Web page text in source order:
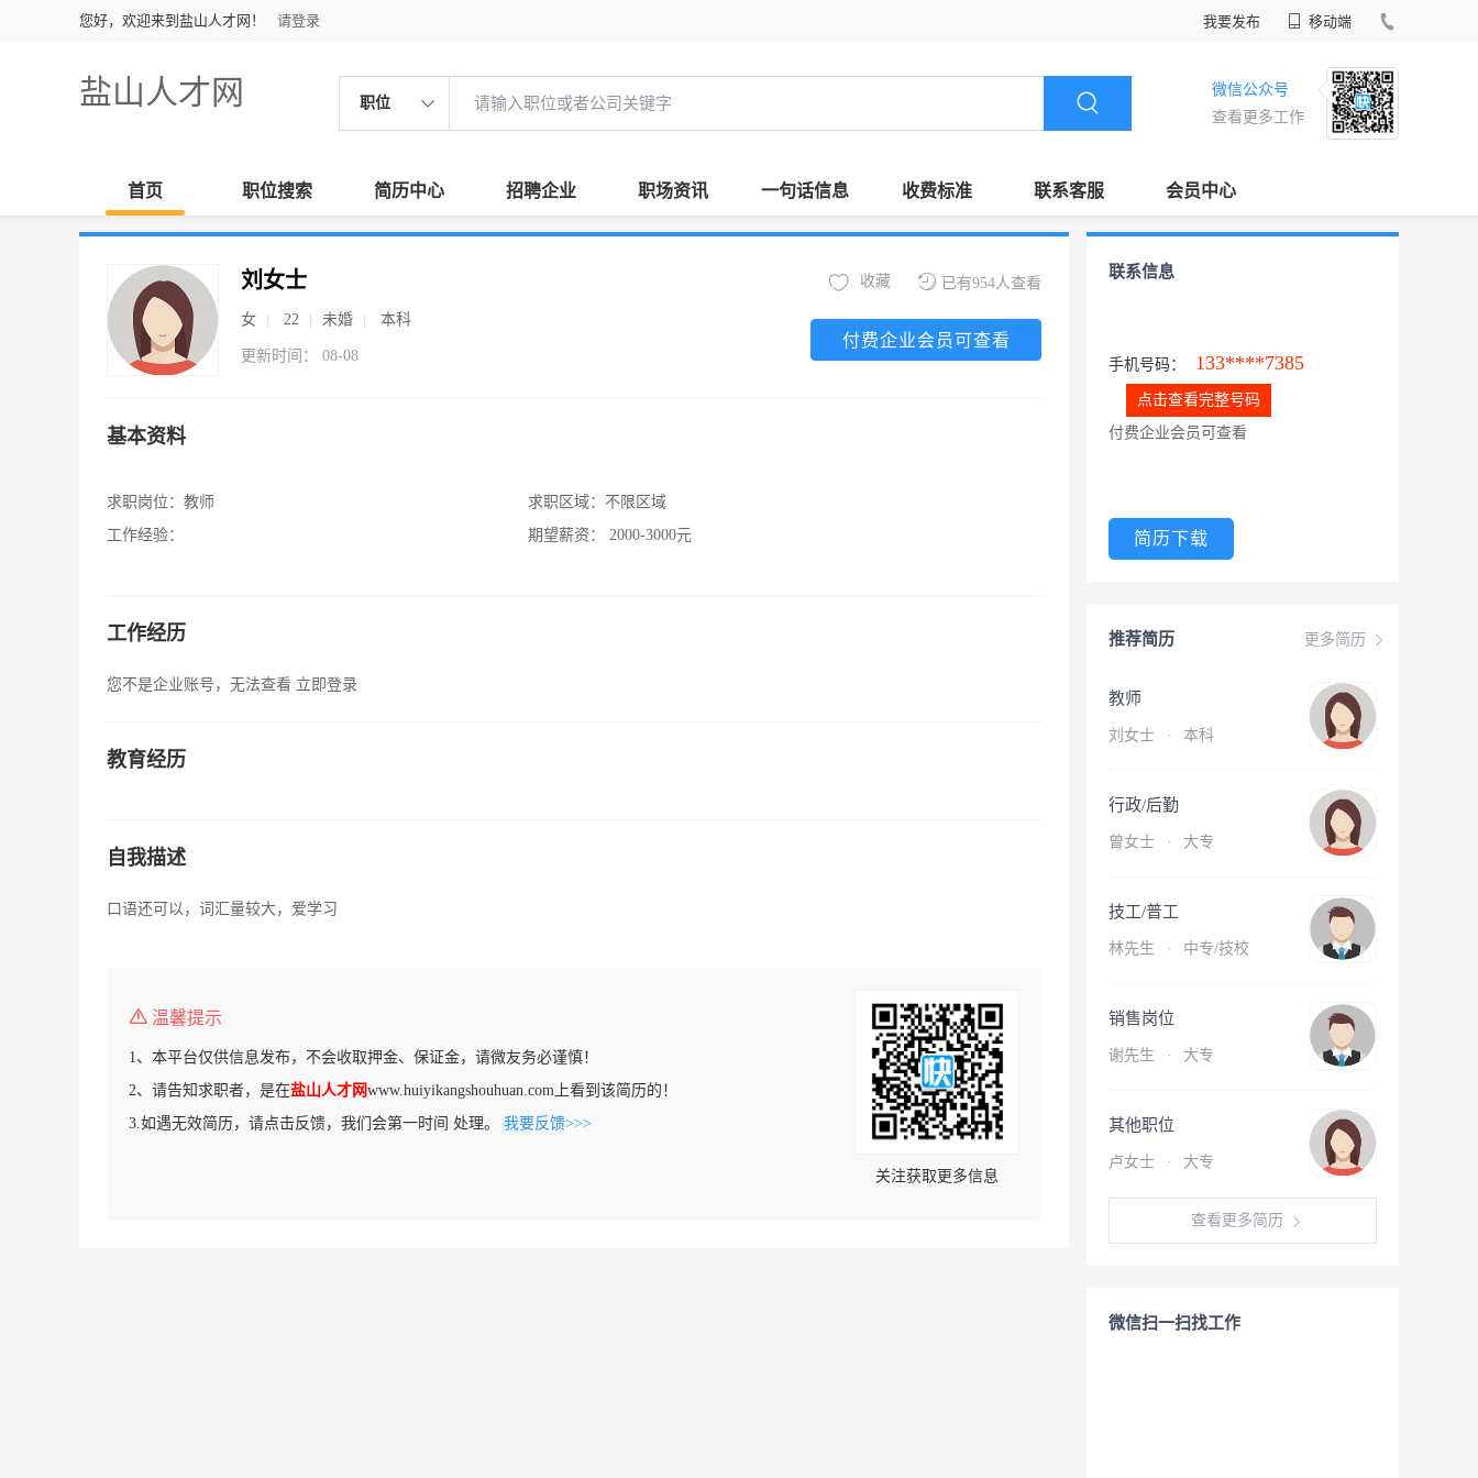
您好，欢迎来到盐山人才网！ 请登录 我要发布 移动端
盐山人才网 职位
微信公众号
查看更多工作
首页 职位搜索 简历中心 招聘企业 职场资讯 一句话信息 收费标准 联系客服 会员中心
刘女士
女 22 未婚 本科
更新时间： 08-08
已有954人查看
收藏
付费企业会员可查看
基本资料
求职岗位： 教师
工作经验：
求职区域： 不限区域
期望薪资：
2000-3000元
工作经历
您不是企业账号，无法查看 立即登录
教育经历
自我描述
口语还可以，词汇量较大，爱学习
温馨提示
1、本平台仅供信息发布，不会收取押金、保证金，请微友务必谨慎！
2、请告知求职者，是在盐山人才网www.huiyikangshouhuan.com上看到该简历的！
3.如遇无效简历，请点击反馈，我们会第一时间 处理。 我要反馈>>>
关注获取更多信息
联系信息
手机号码： 133****7385
点击查看完整号码
付费企业会员可查看
简历下载
更多简历
推荐简历
教师
刘女士 · 本科
行政/后勤
曾女士 · 大专
技工/普工
林先生 · 中专/技校
销售岗位
谢先生 · 大专
其他职位
卢女士 · 大专
查看更多简历
微信扫一扫找工作